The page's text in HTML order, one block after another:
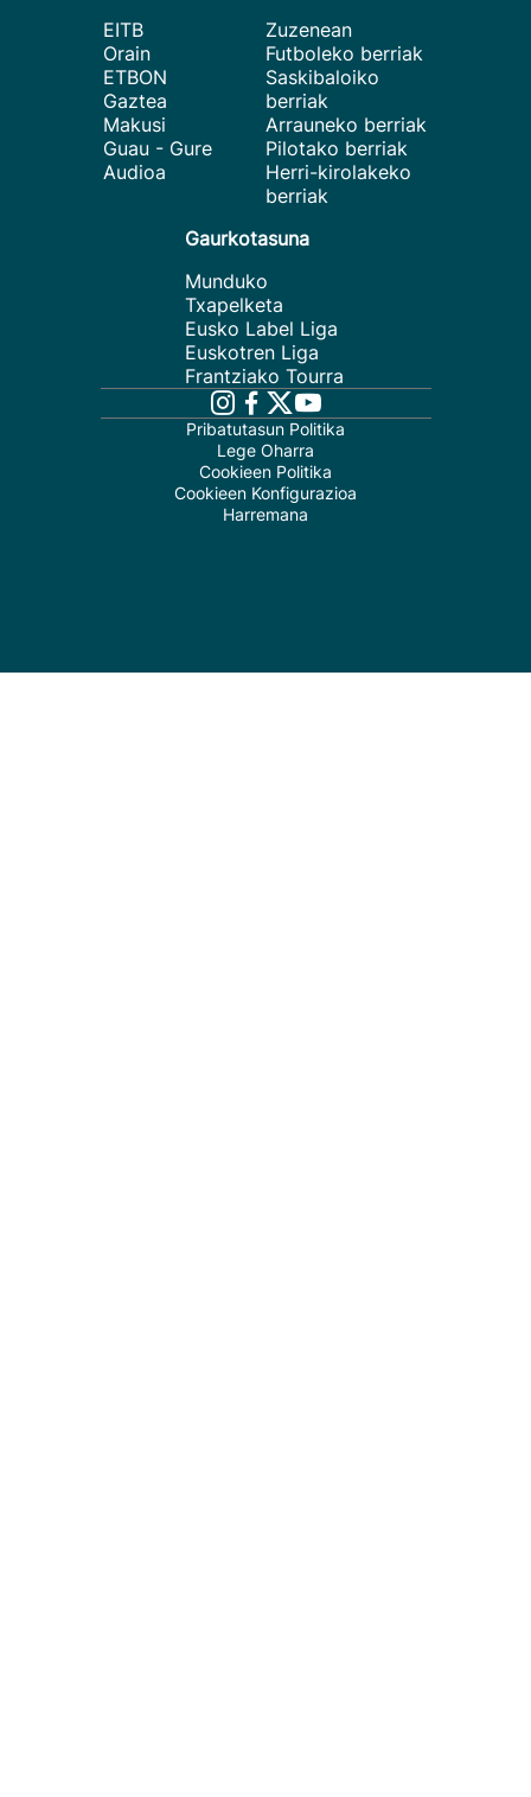
EITB
Orain
ETBON
Gaztea
Makusi
Guau - Gure
Audioa
Zuzenean
Futboleko berriak
Saskibaloiko
berriak
Arrauneko berriak
Pilotako berriak
Herri-kirolakeko
berriak
Gaurkotasuna
Munduko
Txapelketa
Eusko Label Liga
Euskotren Liga
Frantziako Tourra
Pribatutasun Politika
Lege Oharra
Cookieen Politika
Cookieen Konfigurazioa
Harremana